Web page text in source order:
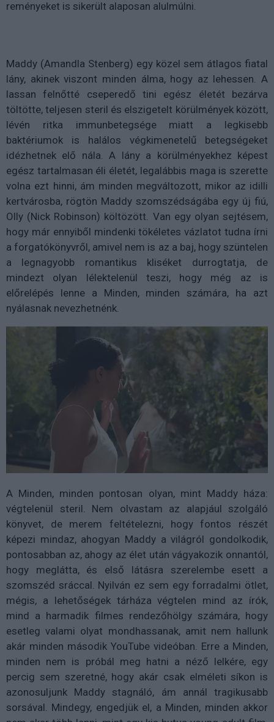
reményeket is sikerült alaposan alulmúlni.
Maddy (Amandla Stenberg) egy közel sem átlagos fiatal
lány, akinek viszont minden álma, hogy az lehessen. A
lassan felnőtté cseperedő tini egész életét bezárva
töltötte, teljesen steril és elszigetelt körülmények között,
lévén ritka immunbetegsége miatt a legkisebb
baktériumok is halálos végkimenetelű betegségeket
idézhetnek elő nála. A lány a körülményekhez képest
egész tartalmasan éli életét, legalábbis maga is szerette
volna ezt hinni, ám minden megváltozott, mikor az idilli
kertvárosba, rögtön Maddy szomszédságába egy új fiú,
Olly (Nick Robinson) költözött. Van egy olyan sejtésem,
hogy már ennyiből mindenki tökéletes vázlatot tudna írni
a forgatókönyvről, amivel nem is az a baj, hogy szüntelen
a legnagyobb romantikus kliséket durrogtatja, de
mindezt olyan lélektelenül teszi, hogy még az is
előrelépés lenne a Minden, minden számára, ha azt
nyálasnak nevezhetnénk.
A Minden, minden pontosan olyan, mint Maddy háza:
végtelenül steril. Nem olvastam az alapjául szolgáló
könyvet, de merem feltételezni, hogy fontos részét
képezi mindaz, ahogyan Maddy a világról gondolkodik,
pontosabban az, ahogy az élet után vágyakozik onnantól,
hogy meglátta, és első látásra szerelembe esett a
szomszéd sráccal. Nyilván ez sem egy forradalmi ötlet,
mégis, a lehetőségek tárháza végtelen mind az írók,
mind a harmadik filmes rendezőhölgy számára, hogy
esetleg valami olyat mondhassanak, amit nem hallunk
akár minden második YouTube videóban. Erre a Minden,
minden nem is próbál meg hatni a néző lelkére, egy
percig sem szeretné, hogy akár csak elméleti síkon is
azonosuljunk Maddy stagnáló, ám annál tragikusabb
sorsával. Mindegy, engedjük el, a Minden, minden akkor